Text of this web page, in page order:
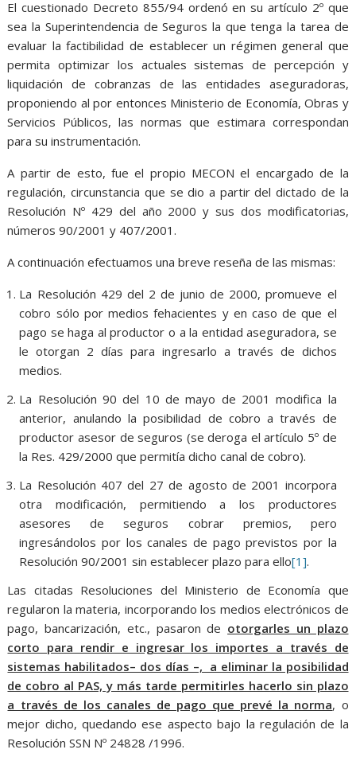
El cuestionado Decreto 855/94 ordenó en su artículo 2º que
sea la Superintendencia de Seguros la que tenga la tarea de
evaluar la factibilidad de establecer un régimen general que
permita optimizar los actuales sistemas de percepción y
liquidación de cobranzas de las entidades aseguradoras,
proponiendo al por entonces Ministerio de Economía, Obras y
Servicios Públicos, las normas que estimara correspondan
para su instrumentación.
A partir de esto, fue el propio MECON el encargado de la
regulación, circunstancia que se dio a partir del dictado de la
Resolución Nº 429 del año 2000 y sus dos modificatorias,
números 90/2001 y 407/2001.
A continuación efectuamos una breve reseña de las mismas:
La Resolución 429 del 2 de junio de 2000, promueve el
cobro sólo por medios fehacientes y en caso de que el
pago se haga al productor o a la entidad aseguradora, se
le otorgan 2 días para ingresarlo a través de dichos
medios.
La Resolución 90 del 10 de mayo de 2001 modifica la
anterior, anulando la posibilidad de cobro a través de
productor asesor de seguros (se deroga el artículo 5º de
la Res. 429/2000 que permitía dicho canal de cobro).
La Resolución 407 del 27 de agosto de 2001 incorpora
otra modificación, permitiendo a los productores
asesores de seguros cobrar premios, pero
ingresándolos por los canales de pago previstos por la
Resolución 90/2001 sin establecer plazo para ello[1].
Las citadas Resoluciones del Ministerio de Economía que
regularon la materia, incorporando los medios electrónicos de
pago, bancarización, etc., pasaron de otorgarles un plazo
corto para rendir e ingresar los importes a través de
sistemas habilitados– dos días –, a eliminar la posibilidad
de cobro al PAS, y más tarde permitirles hacerlo sin plazo
a través de los canales de pago que prevé la norma, o
mejor dicho, quedando ese aspecto bajo la regulación de la
Resolución SSN Nº 24828 /1996.